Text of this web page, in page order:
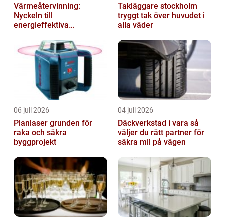
Värmeåtervinning:
Nyckeln till
energieffektiva
Takläggare stockholm
tryggt tak över huvudet i
alla väder
06 juli 2026
Planlaser grunden för
raka och säkra
byggprojekt
04 juli 2026
Däckverkstad i vara så
väljer du rätt partner för
säkra mil på vägen